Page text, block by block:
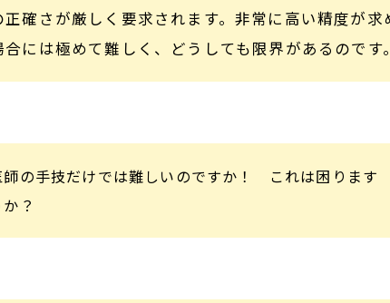
確さが厳しく要求されます。非常に高い精度が
には極めて難しく、どうしても限界があるのです。
の手技だけでは難しいのですか！ これは困ります
？